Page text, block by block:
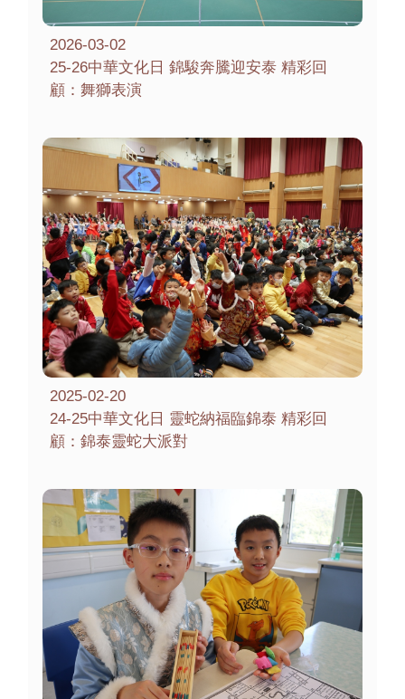
2026-03-02
25-26中華文化日 錦駿奔騰迎安泰 精彩回
顧：舞獅表演
2025-02-20
24-25中華文化日 靈蛇納福臨錦泰 精彩回
顧：錦泰靈蛇大派對